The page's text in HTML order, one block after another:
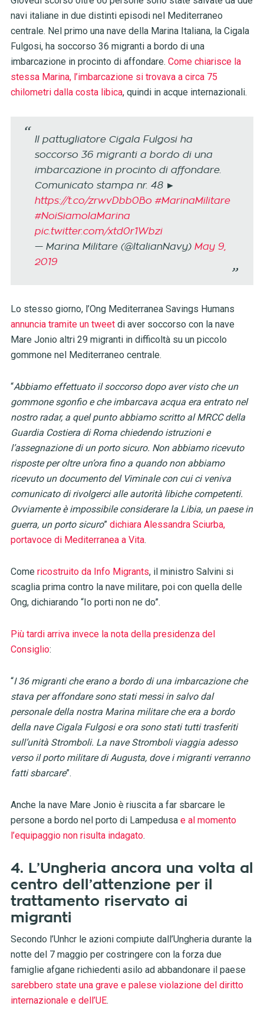
navi italiane in due distinti episodi nel Mediterraneo
centrale. Nel primo una nave della Marina Italiana, la Cigala
Fulgosi, ha soccorso 36 migranti a bordo di una
imbarcazione in procinto di affondare. Come chiarisce la
stessa Marina, l’imbarcazione si trovava a circa 75
chilometri dalla costa libica, quindi in acque internazionali.
Il pattugliatore Cigala Fulgosi ha
soccorso 36 migranti a bordo di una
imbarcazione in procinto di affondare.
Comunicato stampa nr. 48 ►
https://t.co/zrwvDbb0Bo #MarinaMilitare
#NoiSiamolaMarina
pic.twitter.com/xtd0r1Wbzi
— Marina Militare (@ItalianNavy) May 9,
2019
Lo stesso giorno, l’Ong Mediterranea Savings Humans
annuncia tramite un tweet di aver soccorso con la nave
Mare Jonio altri 29 migranti in difficoltà su un piccolo
gommone nel Mediterraneo centrale.
“Abbiamo effettuato il soccorso dopo aver visto che un
gommone sgonfio e che imbarcava acqua era entrato nel
nostro radar, a quel punto abbiamo scritto al MRCC della
Guardia Costiera di Roma chiedendo istruzioni e
l’assegnazione di un porto sicuro. Non abbiamo ricevuto
risposte per oltre un’ora fino a quando non abbiamo
ricevuto un documento del Viminale con cui ci veniva
comunicato di rivolgerci alle autorità libiche competenti.
Ovviamente è impossibile considerare la Libia, un paese in
guerra, un porto sicuro” dichiara Alessandra Sciurba,
portavoce di Mediterranea a Vita.
Come ricostruito da Info Migrants, il ministro Salvini si
scaglia prima contro la nave militare, poi con quella delle
Ong, dichiarando “Io porti non ne do”.
Più tardi arriva invece la nota della presidenza del
Consiglio:
“I 36 migranti che erano a bordo di una imbarcazione che
stava per affondare sono stati messi in salvo dal
personale della nostra Marina militare che era a bordo
della nave Cigala Fulgosi e ora sono stati tutti trasferiti
sull’unità Stromboli. La nave Stromboli viaggia adesso
verso il porto militare di Augusta, dove i migranti verranno
fatti sbarcare”.
Anche la nave Mare Jonio è riuscita a far sbarcare le
persone a bordo nel porto di Lampedusa e al momento
l’equipaggio non risulta indagato.
4. L’Ungheria ancora una volta al
centro dell’attenzione per il
trattamento riservato ai
migranti
Secondo l’Unhcr le azioni compiute dall’Ungheria durante la
notte del 7 maggio per costringere con la forza due
famiglie afgane richiedenti asilo ad abbandonare il paese
sarebbero state una grave e palese violazione del diritto
internazionale e dell’UE.